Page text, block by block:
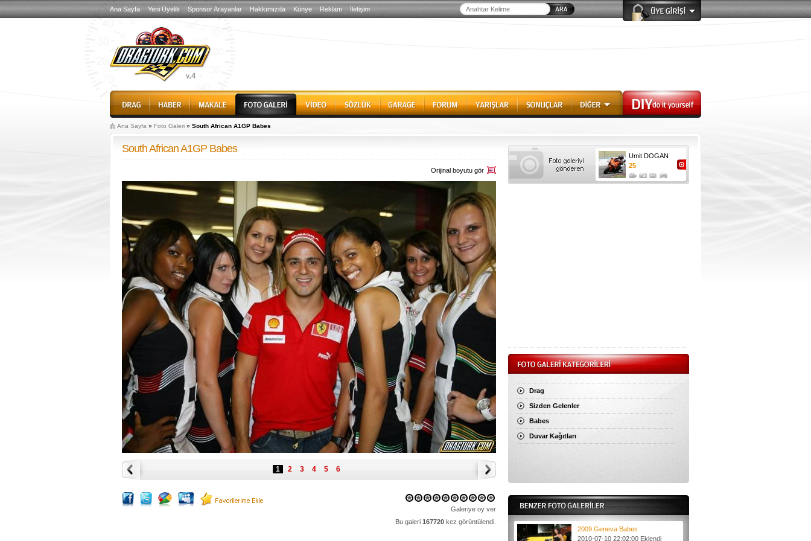
Ana Sayfa Yeni Üyelik Sponsor Arayanlar Hakkımızda Künye Reklam İletişim
Ana Sayfa » Foto Galeri » South African A1GP Babes
South African A1GP Babes
Orijinal boyutu gör
1 2 3 4 5 6
Galeriye oy ver
Bu galeri 167720 kez görüntülendi.
Umit DOGAN
25
Drag
Sizden Gelenler
Babes
Duvar Kağıtları
2009 Geneva Babes
2010-07-10 22:02:00 Eklendi